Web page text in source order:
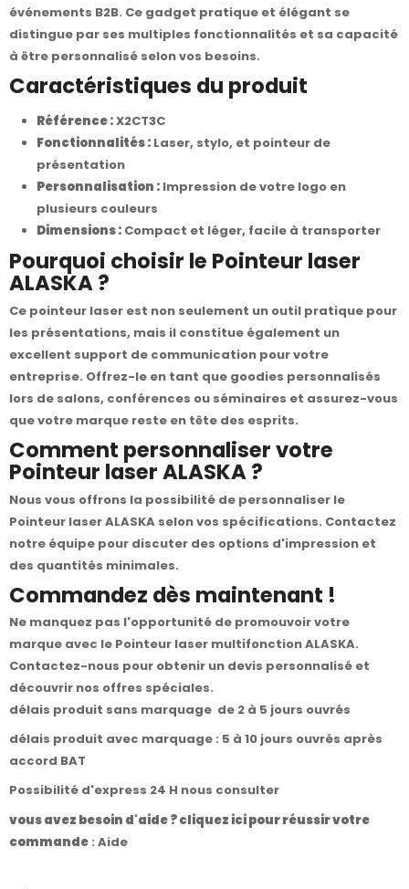
événements B2B. Ce gadget pratique et élégant se
distingue par ses multiples fonctionnalités et sa capacité
à être personnalisé selon vos besoins.
Caractéristiques du produit
Référence :X2CT3C
Fonctionnalités : Laser, stylo, et pointeur de
présentation
Personnalisation : Impression de votre logo en
plusieurs couleurs
Dimensions : Compact et léger, facile à transporter
Pourquoi choisir le Pointeur laser
ALASKA ?
Ce pointeur laser est non seulement un outil pratique pour
les présentations, mais il constitue également un
excellent support de communication pour votre
entreprise. Offrez-le en tant que goodies personnalisés
lors de salons, conférences ou séminaires et assurez-vous
que votre marque reste en tête des esprits.
Comment personnaliser votre
Pointeur laser ALASKA ?
Nous vous offrons la possibilité de personnaliser le
Pointeur laser ALASKA selon vos spécifications. Contactez
notre équipe pour discuter des options d'impression et
des quantités minimales.
Commandez dès maintenant !
Ne manquez pas l'opportunité de promouvoir votre
marque avec le Pointeur laser multifonction ALASKA.
Contactez-nous pour obtenir un devis personnalisé et
découvrir nos offres spéciales.
délais produit sans marquage de 2 à 5 jours ouvrés
délais produit avec marquage : 5 à 10 jours ouvrés après
accord BAT
Possibilité d'express 24 H nous consulter
vous avez besoin d'aide ? cliquez ici pour réussir votre
commande : Aide